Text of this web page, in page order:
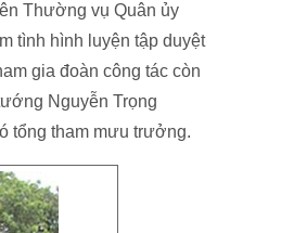
Thường vụ Quân ủy
tình hình luyện tập duyệt
gia đoàn công tác còn
Nguyễn Trọng
tổng tham mưu trưởng.